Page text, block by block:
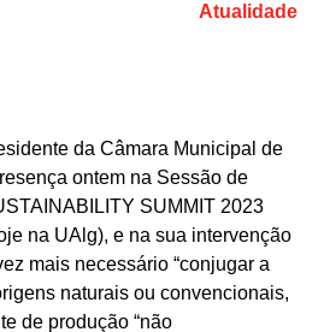
Atualidade
da Câmara Municipal de
ontem na Sessão de
SUMMIT 2023
na UAlg), e na sua intervenção
mais necessário “conjugar a
naturais ou convencionais,
de produção “não